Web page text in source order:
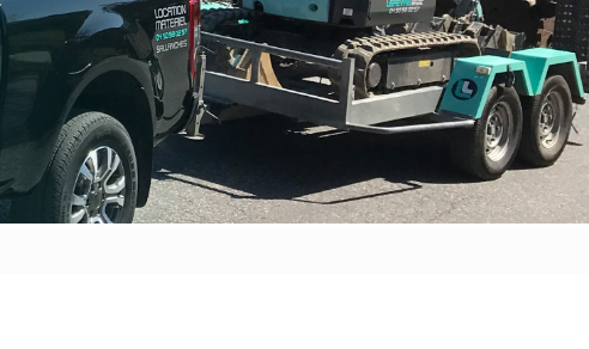
Outillage bâtiment
Energie